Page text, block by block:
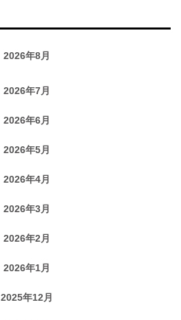
2026年8月
2026年7月
2026年6月
2026年5月
2026年4月
2026年3月
2026年2月
2026年1月
2025年12月